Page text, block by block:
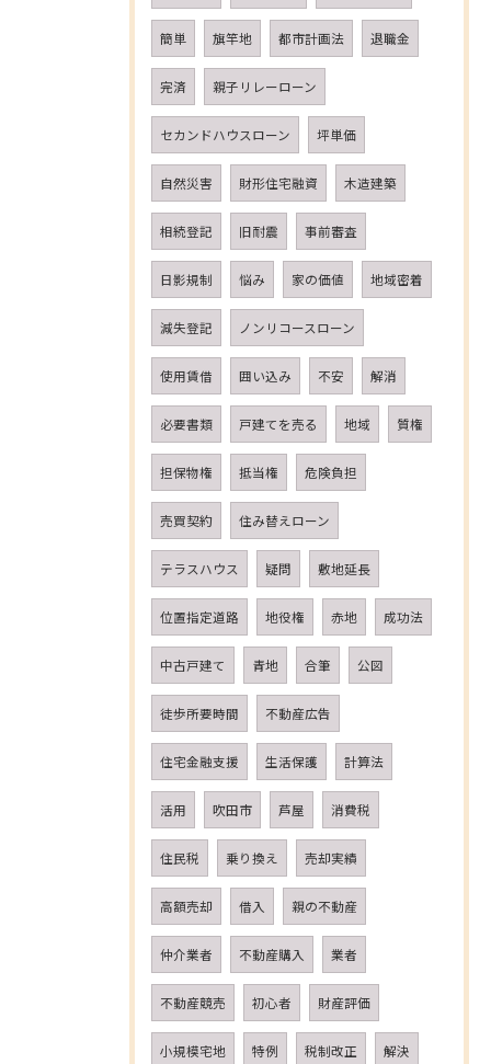
簡単 旗竿地 都市計画法 退職金
完済 親子リレーローン
セカンドハウスローン 坪単価
自然災害 財形住宅融資 木造建築
相続登記 旧耐震 事前審査
日影規制 悩み 家の価値 地域密着
減失登記 ノンリコースローン
使用賃借 囲い込み 不安 解消
必要書類 戸建てを売る 地域 質権
担保物権 抵当権 危険負担
売買契約 住み替えローン
テラスハウス 疑問 敷地延長
位置指定道路 地役権 赤地 成功法
中古戸建て 青地 合筆 公図
徒歩所要時間 不動産広告
住宅金融支援 生活保護 計算法
活用 吹田市 芦屋 消費税
住民税 乗り換え 売却実績
高額売却 借入 親の不動産
仲介業者 不動産購入 業者
不動産競売 初心者 財産評価
小規模宅地 特例 税制改正 解決